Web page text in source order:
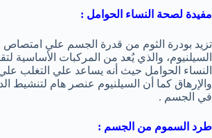
مفيدة لصحة النساء الحوامل :
تزيد بودرة الثوم من قدرة الجسم علي
السيلنيوم، والذي يُعد من المركبات الأساسية
النساء الحوامل حيث أنه يساعد علي التغلب
والإرهاق كما أن السيلنيوم عنصر هام لتنشيط
في الجسم .
طرد السموم من الجسم :